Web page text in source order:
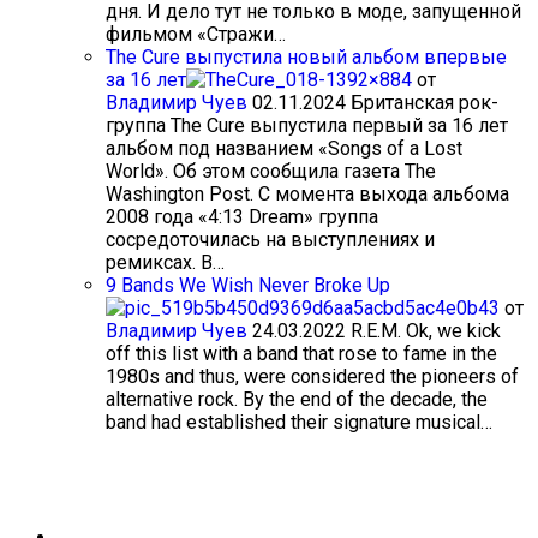
дня. И дело тут не только в моде, запущенной
фильмом «Стражи…
The Cure выпустила новый альбом впервые
за 16 лет
от
Владимир Чуев 02.11.2024 Британская рок-
группа The Cure выпустила первый за 16 лет
альбом под названием «Songs of a Lost
World». Об этом сообщила газета The
Washington Post. С момента выхода альбома
2008 года «4:13 Dream» группа
сосредоточилась на выступлениях и
ремиксах. В…
9 Bands We Wish Never Broke Up
от
Владимир Чуев 24.03.2022 R.E.M. Ok, we kick
off this list with a band that rose to fame in the
1980s and thus, were considered the pioneers of
alternative rock. By the end of the decade, the
band had established their signature musical…